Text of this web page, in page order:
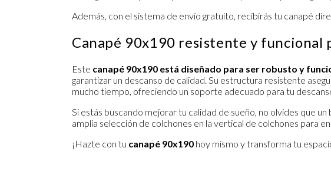
Además, con el sistema de envío gratuito, recibirás tu canapé
Canapé 90x190 resistente y funcional
Este canapé 90x190 está diseñado para ser robusto y
garantizar un descanso de calidad. Su estructura resistente
mucho tiempo, ofreciendo un soporte adecuado para tu
Si estás buscando mejorar tu calidad de sueño, no olvides que
amplia selección de colchones en la vertical de colchones para
¡Hazte con tu canapé 90x190 hoy mismo y transforma tu